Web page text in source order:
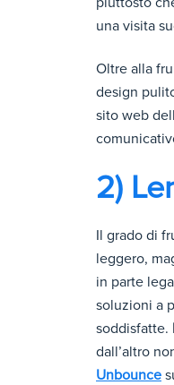
una visita
Oltre alla
design
sito web
2)
Il grado di
leggero,
in parte
soluzioni a
soddisfatte.
dall’altro
Unbounce